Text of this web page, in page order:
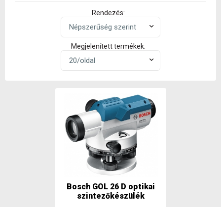
Rendezés:
Megjelenített termékek:
Bosch GOL 26 D optikai
szintezőkészülék